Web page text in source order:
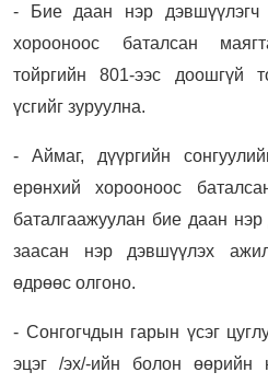
- Бие даан нэр дэвшүүлэгч
хорооноос баталсан
тойргийн 801-ээс доошгүй
үсгийг зуруулна.
- Аймаг, дүүргийн
ерөнхий хорооноос
баталгаажуулан бие даан нэр
заасан нэр дэвшүүлэх
өдрөөс олгоно.
- Сонгогчдын гарын үсэг
эцэг /эх/-ийн болон өөрийн